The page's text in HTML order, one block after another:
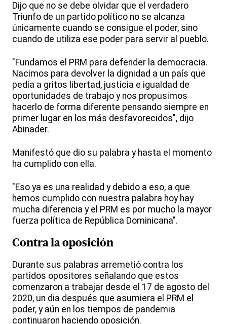
Dijo que no se debe olvidar que el verdadero
Triunfo de un partido político no se alcanza
únicamente cuando se consigue el poder, sino
cuando de utiliza ese poder para servir al pueblo.
"Fundamos el PRM para defender la democracia.
Nacimos para devolver la dignidad a un país que
pedía a gritos libertad, justicia e igualdad de
oportunidades de trabajo y nos propusimos
hacerlo de forma diferente pensando siempre en
primer lugar en los más desfavorecidos", dijo
Abinader.
Manifestó que dio su palabra y hasta el momento
ha cumplido con ella.
"Eso ya es una realidad y debido a eso, a que
hemos cumplido con nuestra palabra hoy hay
mucha diferencia y el PRM es por mucho la mayor
fuerza política de República Dominicana".
Contra la oposición
Durante sus palabras arremetió contra los
partidos opositores señalando que estos
comenzaron a trabajar desde el 17 de agosto del
2020, un dia después que asumiera el PRM el
poder, y aún en los tiempos de pandemia
continuaron haciendo oposición.